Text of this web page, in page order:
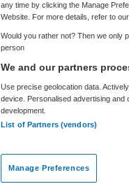
any time by clicking the Manage
Website. For more details, refer to
Would you rather not? Then we only
person
We and our partners
Use precise geolocation data.
device. Personalised advertising
development.
List of Partners (vendors)
Manage Preferences